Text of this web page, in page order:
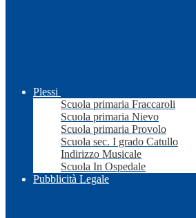
Plessi
Scuola primaria Fraccaroli
Scuola primaria Nievo
Scuola primaria Provolo
Scuola sec. I grado Catullo
Indirizzo Musicale
Scuola In Ospedale
Pubblicità Legale